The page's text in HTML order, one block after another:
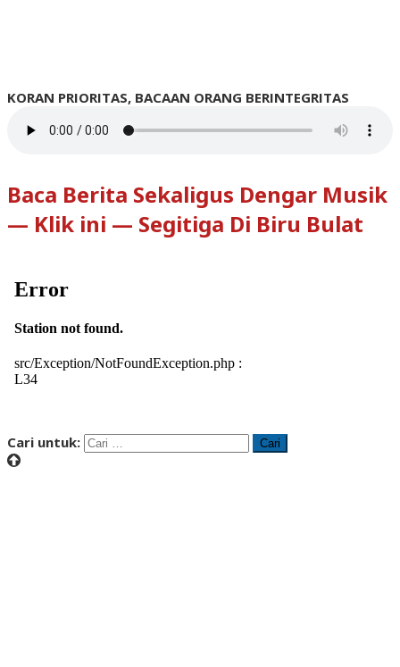
KORAN PRIORITAS, BACAAN ORANG BERINTEGRITAS
Baca Berita Sekaligus Dengar Musik
— Klik ini — Segitiga Di Biru Bulat
Cari untuk: